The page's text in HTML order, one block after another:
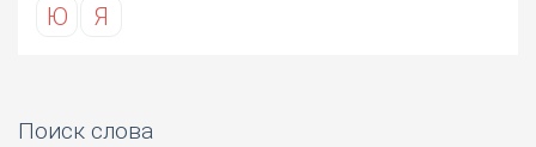
Ю
Я
Поиск слова